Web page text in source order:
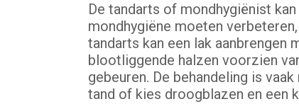
De tandarts of mondhygiënist
mondhygiëne moeten
tandarts kan een lak
blootliggende halzen voorzien
gebeuren. De behandeling is
tand of kies droogblazen en een